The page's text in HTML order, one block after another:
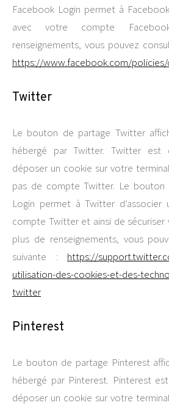
Facebook Login permet à
avec votre compte
renseignements, vous pouvez
https://www.facebook.com/
Twitter
Le bouton de partage Twitter
hébergé par Twitter. Twitter est
déposer un cookie sur votre
pas de compte Twitter. Le bouton
Login permet à Twitter
compte Twitter et ainsi de
plus de renseignements, vous
suivante : https://
utilisation-des-cookies-et-des-
twitter
Pinterest
Le bouton de partage Pinterest
hébergé par Pinterest. Pinterest
déposer un cookie sur votre